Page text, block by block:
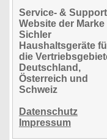
Service- &
Website der Marke
Sichler
Haushaltsgeräte
die
Deutschland,
Österreich und
Schweiz
Datenschutz
Impressum